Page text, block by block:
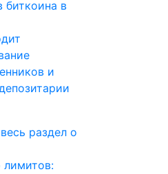
биткоина в
и
лимитов: